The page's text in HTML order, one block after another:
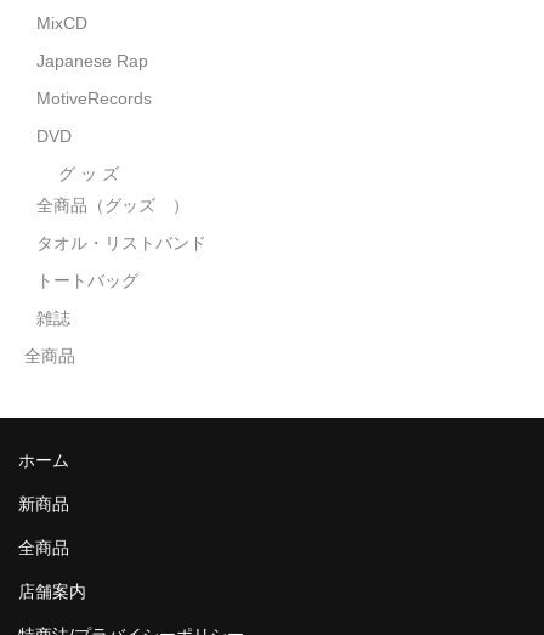
タオル・リストバンド
トートバッグ
全商品
MixCD
Japanese Rap
MotiveRecords
DVD
グ ッ ズ
全商品（グッズ ）
タオル・リストバンド
トートバッグ
雑誌
全商品
ホーム
新商品
全商品
店舗案内